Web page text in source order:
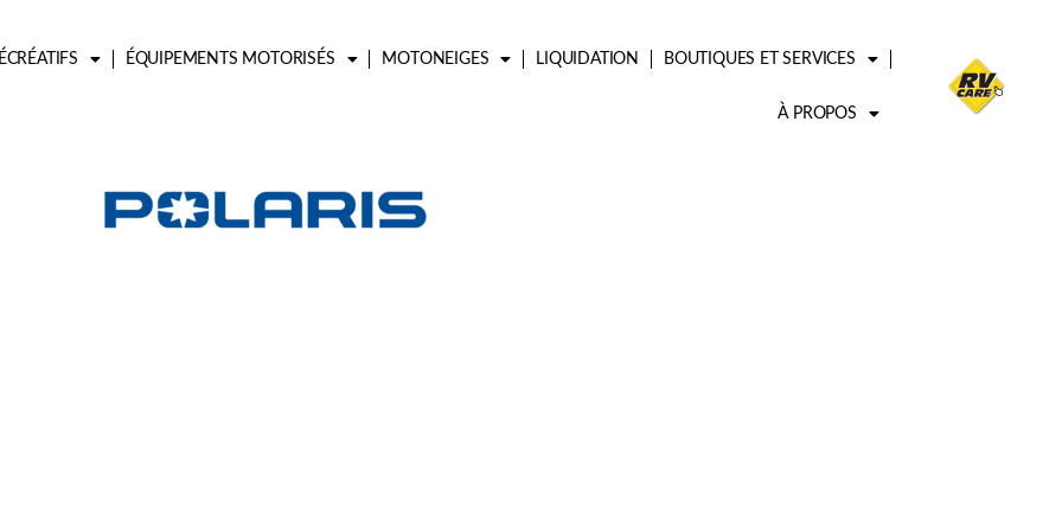
ÉQUIPEMENTS MOTORISÉS MOTONEIGES LIQUIDATION BOUTIQUES ET SERVICES
À PROPOS